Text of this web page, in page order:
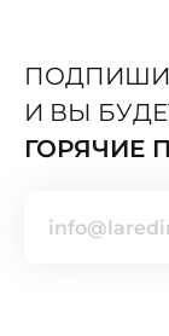
И ВЫ
ГОРЯЧИЕ